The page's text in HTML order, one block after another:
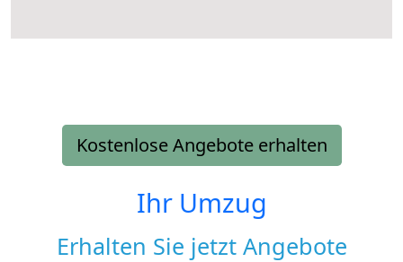
Kostenlose Angebote erhalten
Ihr Umzug
Erhalten Sie jetzt Angebote